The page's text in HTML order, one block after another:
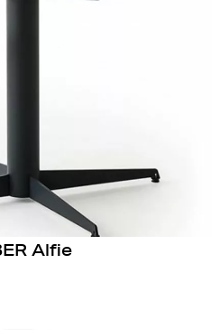
Alfie